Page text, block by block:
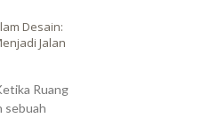
Desain:
Jalan
Ruang
sebuah